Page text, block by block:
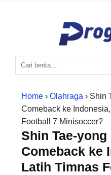
Home › Olahraga › Shin
Comeback ke
Football 7 Minisoccer?
Shin Tae-yong
Comeback ke
Latih Timnas